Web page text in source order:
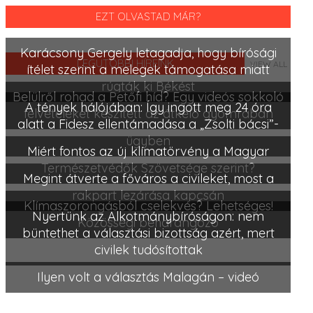
EZT OLVASTAD MÁR?
LEGUTÓBBI HÍREINK VIEW ALL
Karácsony Gergely letagadja, hogy bírósági
ítélet szerint a melegek támogatása miatt
rúgták ki Békést
Belülről rohad a Petőfi híd? Egy videós sokkoló
felvételeket készített az átkelő gyomrában
A tények hálójában: Így ingott meg 24 óra
alatt a Fidesz ellentámadása a „Zsolti bácsi”-
ügyben
Miért fontos az új klímatörvény a Magyar
Természetvédők Szövetsége szerint?
Megint átverte a főváros a civileket, most a
rakpart lezárása kapcsán
Klímaszorongásból cselekvés? Lehetséges!
Közösségi beharangozó
Nyertünk az Alkotmánybíróságon: nem
büntethet a választási bizottság azért, mert
civilek tudósítottak
Ilyen volt a választás Malagán – videó